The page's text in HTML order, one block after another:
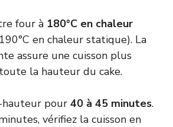
four à 180°C en chaleur
en chaleur statique). La
assure une cuisson plus
la hauteur du cake.
hauteur pour 40 à 45 minutes.
vérifiez la cuisson en